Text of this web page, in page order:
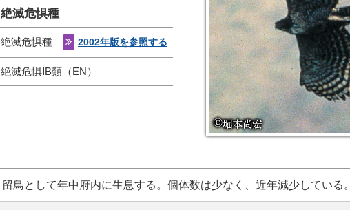
絶滅危惧種
絶滅危惧種 2002年版を参照する
絶滅危惧ⅠB類（EN）
留鳥として年中府内に生息する。個体数は少なく、近年減少している。